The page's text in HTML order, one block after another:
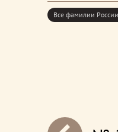
Все фамилии России